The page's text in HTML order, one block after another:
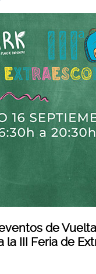
de
III Feria de